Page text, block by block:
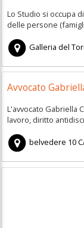
Lo Studio si occupa
delle persone
Galleria del
Avvocato
L'avvocato Gabriella
lavoro, diritto
belvedere 10